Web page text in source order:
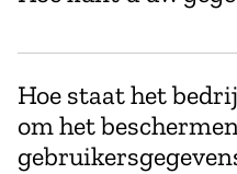
Hoe staat het
om het